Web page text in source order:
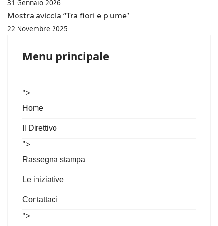
31 Gennaio 2026
Mostra avicola “Tra fiori e piume”
22 Novembre 2025
Menu principale
">
Home
Il Direttivo
">
Rassegna stampa
Le iniziative
Contattaci
">